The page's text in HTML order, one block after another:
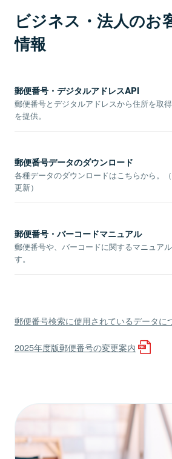
ビジネス・法人のお
情報
郵便番号・デジタルアドレスAPI
郵便番号とデジタルアドレスから住所を取
を提供。
郵便番号データのダウンロード
各種データのダウンロードはこちらから。
更新）
郵便番号・バーコードマニュアル
郵便番号や、バーコードに関するマニュア
す。
郵便番号検索に使用されているデータに
2025年度版郵便番号の変更案内